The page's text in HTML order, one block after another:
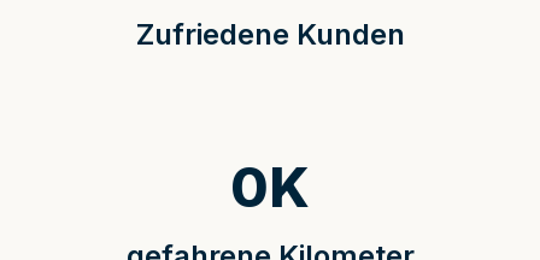
Zufriedene Kunden
0K